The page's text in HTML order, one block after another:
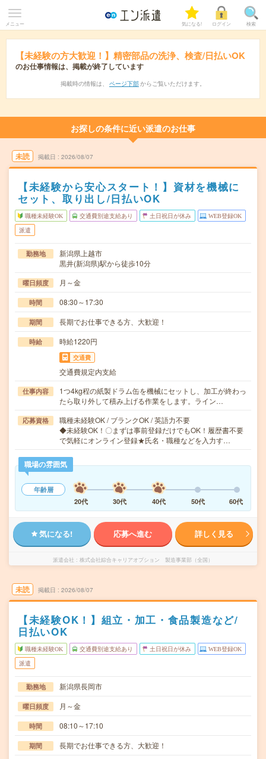
メニュー 気になる! ログイン 検索
【未経験の方大歓迎！】精密部品の洗浄、検査/日払いOK
のお仕事情報は、掲載が終了しています
掲載時の情報は、 ページ下部 からご覧いただけます。
お探しの条件に近い派遣のお仕事
未読 掲載日 2026/08/07
【未経験から安心スタート！】資材を機械に
セット、取り出し/日払いOK
職種未経験OK 交通費別途支給あり 土日祝日が休み WEB登録OK
派遣
勤務地
新潟県上越市
黒井(新潟県)駅から徒歩10分
曜日頻度 月～金
時間 08:30～17:30
期間 長期でお仕事できる方、大歓迎！
時給 時給1220円
交通費
交通費規定内支給
仕事内容
1つ4kg程の紙製ドラム缶を機械にセットし、加工が終わっ
たら取り外して積み上げる作業をします。ライン…
応募資格
職種未経験OK / ブランクOK / 英語力不要
◆未経験OK！〇まずは事前登録だけでもOK！履歴書不要
で気軽にオンライン登録★氏名・職種などを入力す…
職場の雰囲気
年齢層
20代
30代 40代 50代 60代
気になる! 応募へ進む 詳しく見る
派遣会社 株式会社綜合キャリアオプション 製造事業部（全国）
未読 掲載日 2026/08/07
【未経験OK！】組立・加工・食品製造など/
日払いOK
職種未経験OK 交通費別途支給あり 土日祝日が休み WEB登録OK
派遣
勤務地 新潟県長岡市
曜日頻度 月～金
時間 08:10～17:10
期間 長期でお仕事できる方、大歓迎！